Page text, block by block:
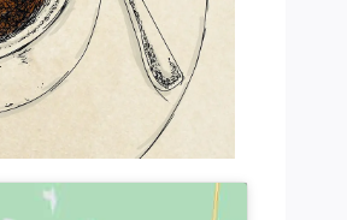
Outlook Live